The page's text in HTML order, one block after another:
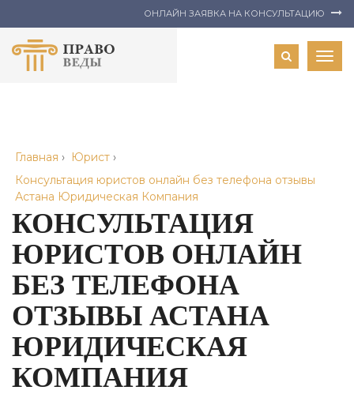
ОНЛАЙН ЗАЯВКА НА КОНСУЛЬТАЦИЮ
Главная › Юрист ›
Консультация юристов онлайн без телефона отзывы
Астана Юридическая Компания
КОНСУЛЬТАЦИЯ
ЮРИСТОВ ОНЛАЙН
БЕЗ ТЕЛЕФОНА
ОТЗЫВЫ АСТАНА
ЮРИДИЧЕСКАЯ
КОМПАНИЯ